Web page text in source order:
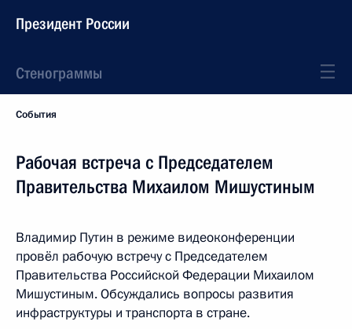
Президент России
Стенограммы
События
Рабочая встреча с Председателем
Правительства Михаилом Мишустиным
Владимир Путин в режиме видеоконференции
провёл рабочую встречу с Председателем
Правительства Российской Федерации Михаилом
Мишустиным. Обсуждались вопросы развития
инфраструктуры и транспорта в стране.